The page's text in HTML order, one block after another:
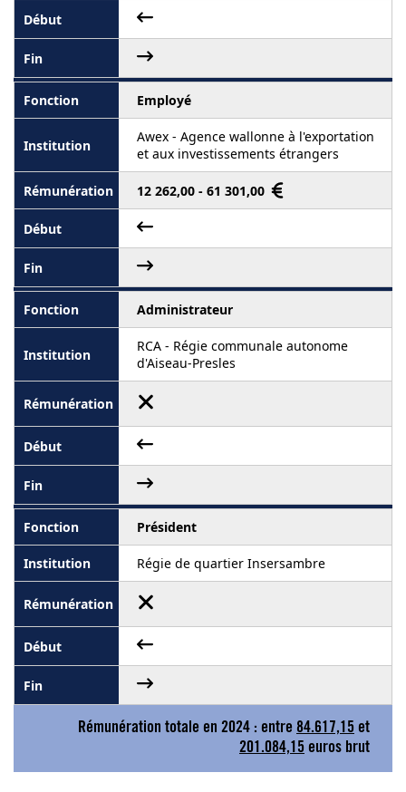
Employé
Awex - Agence wallonne à l'exportation
et aux investissements étrangers
12 262,00 - 61 301,00
Administrateur
RCA - Régie communale autonome
d'Aiseau-Presles
Président
Régie de quartier Insersambre
Rémunération totale en 2024 : entre 84.617,15 et
201.084,15 euros brut